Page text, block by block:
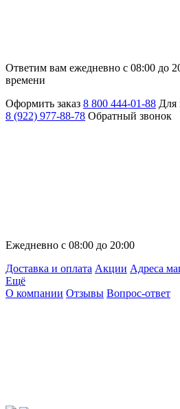
Ответим вам ежедневно с 08:00 до
времени
Оформить заказ 8 800 444-01-88 Для
8 (922) 977-88-78 Обратный звонок
Ежедневно с 08:00 до 20:00
Доставка и оплата Акции Адреса
Ещё
О компании Отзывы Вопрос-ответ